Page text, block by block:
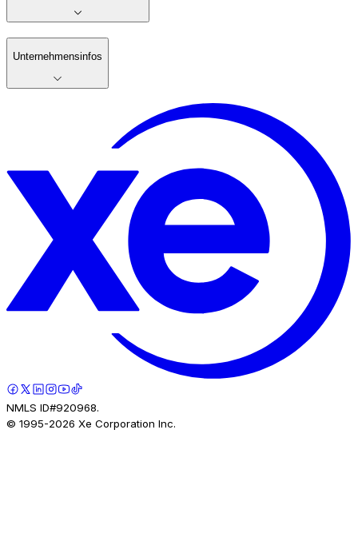
Unternehmensinfos
NMLS ID#920968.
© 1995-2026 Xe Corporation Inc.